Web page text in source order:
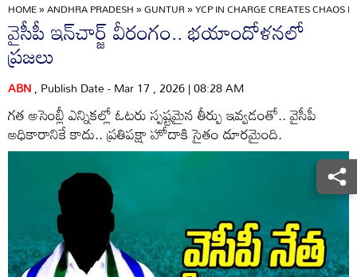
HOME»ANDHRA PRADESH»GUNTUR»YCP IN CHARGE CREATES CHAOS
వైసీపీ ఇన్‌చార్జ్ వీరంగం.. భయాందోళనలో
ప్రజలు
ABN, Publish Date - Mar 17 , 2026 | 08:28 AM
గత అసెంబ్లీ ఎన్నికల్లో ఓటరు స్పష్టమైన తీర్పు ఇవ్వడంతో.. వైసీపీ
అధికారానికే కాదు.. ప్రతిపక్షా హోదాకి సైతం దూరమైంది.